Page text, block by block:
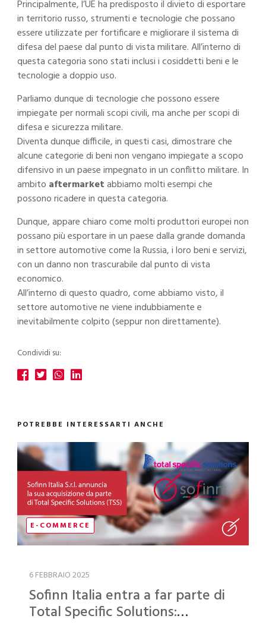
Principalmente, l’UE ha predisposto il divieto di esportare
in territorio russo, strumenti e tecnologie che possano
essere utilizzate per fortificare e migliorare il sistema di
difesa del paese dal punto di vista militare. All’interno di
questa categoria sono stati inclusi i cosiddetti beni e le
tecnologie a doppio uso.
Parliamo dunque di tecnologie che possono essere
impiegate per normali scopi civili, ma anche per scopi di
difesa e sicurezza militare.
Diventa dunque difficile, in questi casi, dimostrare che
alcune categorie di beni non vengano impiegate a scopo
difensivo in un paese impegnato in un conflitto militare. In
ambito aftermarketabbiamo molti esempi che
possono ricadere in questa categoria.
Dunque, appare chiaro come molti produttori europei non
possano più esportare in un paese dalla grande domanda
in settore automotive come la Russia, i loro beni e servizi,
con un danno non trascurabile dal punto di vista
economico.
All’interno di questo quadro, come abbiamo visto, il
settore automotive ne viene indubbiamente e
inevitabilmente colpito (seppur non direttamente).
Condividi su:
POTREBBE INTERESSARTI ANCHE
E-COMMERCE
6 FEBBRAIO 2025
Sofinn Italia entra a far parte di
Total Specific Solutions: